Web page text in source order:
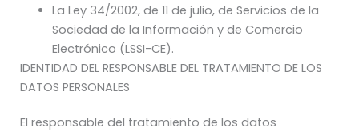
La Ley 34/2002, de 11 de julio, de Servicios de la
Sociedad de la Información y de Comercio
Electrónico (LSSI-CE).
IDENTIDAD DEL RESPONSABLE DEL TRATAMIENTO DE LOS
DATOS PERSONALES
El responsable del tratamiento de los datos